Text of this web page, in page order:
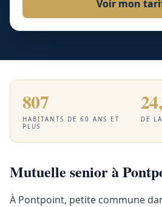
Voir mon
807
HABITANTS DE 60 ANS ET
PLUS
DE
Mutuelle senior à
À Pontpoint, petite commune